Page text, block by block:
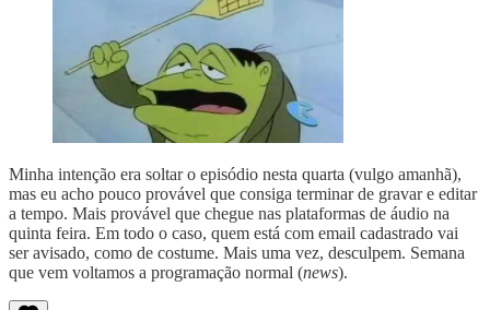
Minha intenção era soltar o episódio nesta quarta (vulgo amanhã),
mas eu acho pouco provável que consiga terminar de gravar e editar
a tempo. Mais provável que chegue nas plataformas de áudio na
quinta feira. Em todo o caso, quem está com email cadastrado vai
ser avisado, como de costume. Mais uma vez, desculpem. Semana
que vem voltamos a programação normal (news).